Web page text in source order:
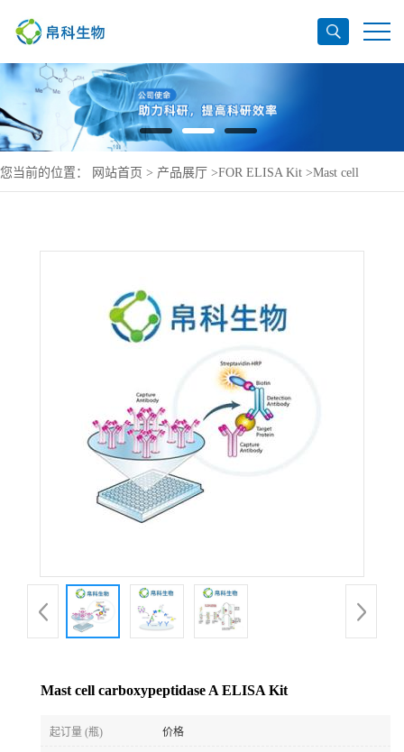
您当前的位置： 网站首页 > 产品展厅 >FOR ELISA Kit >Mast cell
Mast cell carboxypeptidase A ELISA Kit
起订量 (瓶) 价格